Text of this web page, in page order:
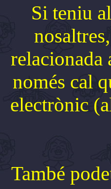
Si teniu
relacionada
només cal
electrònic
També